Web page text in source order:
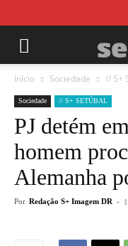
Início Sociedade // S+
Sociedade // S+ SETÚBAL
PJ detém
homem
Alemanha
Por Redação S+ Imagem DR -